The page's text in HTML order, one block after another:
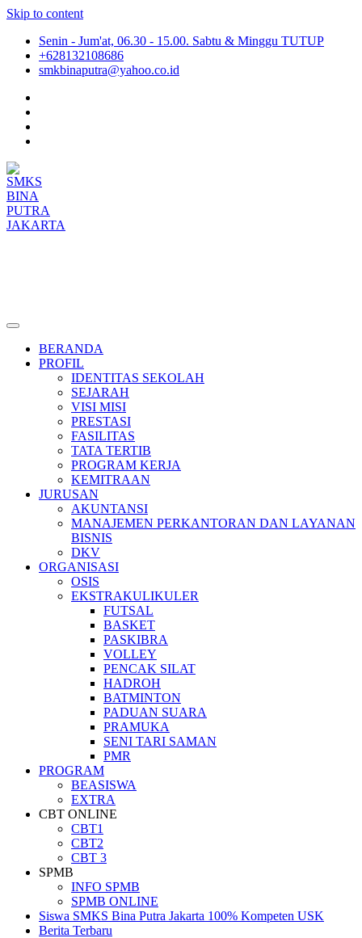
Skip to content
Senin - Jum'at, 06.30 - 15.00. Sabtu & Minggu TUTUP
+628132108686
smkbinaputra@yahoo.co.id
BERANDA
PROFIL
IDENTITAS SEKOLAH
SEJARAH
VISI MISI
PRESTASI
FASILITAS
TATA TERTIB
PROGRAM KERJA
KEMITRAAN
JURUSAN
AKUNTANSI
MANAJEMEN PERKANTORAN DAN LAYANAN
BISNIS
DKV
ORGANISASI
OSIS
EKSTRAKULIKULER
FUTSAL
BASKET
PASKIBRA
VOLLEY
PENCAK SILAT
HADROH
BATMINTON
PADUAN SUARA
PRAMUKA
SENI TARI SAMAN
PMR
PROGRAM
BEASISWA
EXTRA
CBT ONLINE
CBT1
CBT2
CBT 3
SPMB
INFO SPMB
SPMB ONLINE
Siswa SMKS Bina Putra Jakarta 100% Kompeten USK
Berita Terbaru